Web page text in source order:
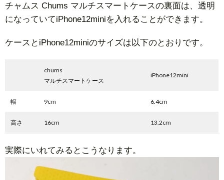
チャムス Chums マルチスマートケースの裏面は、透明
になっていてiPhone12miniを入れることができます。
ケースとiPhone12miniのサイズは以下のとおりです。
chums
マルチスマートケース
iPhone12mini
幅 9cm 6.4cm
高さ 16cm 13.2cm
実際にいれてみるとこうなります。